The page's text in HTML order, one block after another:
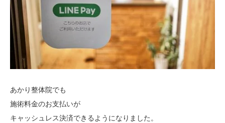
あかり整体院でも
施術料金のお支払いが
キャッシュレス決済できるようになりました。